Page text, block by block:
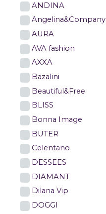
ANDINA
Angelina&Company
AURA
AVA fashion
AXXA
Bazalini
Beautiful&Free
BLISS
Bonna Image
BUTER
Celentano
DESSEES
DIAMANT
Dilana Vip
DOGGI